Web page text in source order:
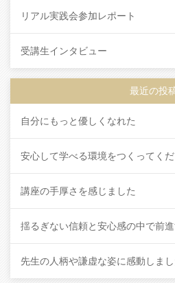
リアル実践会参加レポート
受講生インタビュー
最近の投
自分にもっと優しくなれた
安心して学べる環境をつくってく
講座の手厚さを感じました
揺るぎない信頼と安心感の中で前
先生の人柄や謙虚な姿に感動しまし